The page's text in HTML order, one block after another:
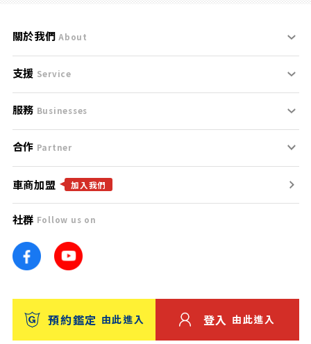
關於我們 About
刊登規範
服務條款
免責聲明
隱私權政策
團隊
車訊網
台灣優良中古車商大獎
支援 Service
支援中心
聯絡我們
服務 Businesses
什麼是Goo鑑定？
找好車
找好店
找海外車
消費者評價
保固
合作 Partner
合作夥伴
廣告合作
車商加盟 加入我們
社群 Follow us on
預約鑑定 由此進入 登入 由此進入